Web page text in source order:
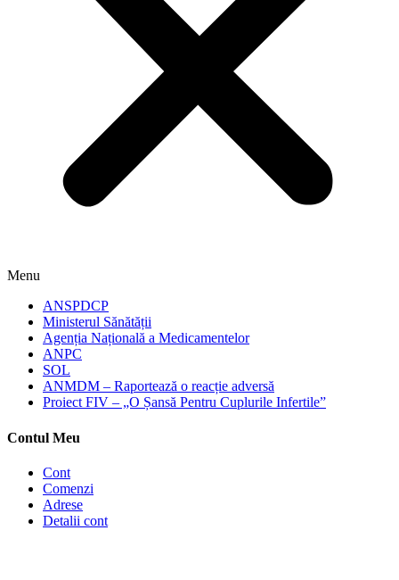
Menu
ANSPDCP
Ministerul Sănătății
Agenția Națională a Medicamentelor
ANPC
SOL
ANMDM – Raportează o reacție adversă
Proiect FIV – „O Șansă Pentru Cuplurile Infertile”
Contul Meu
Cont
Comenzi
Adrese
Detalii cont